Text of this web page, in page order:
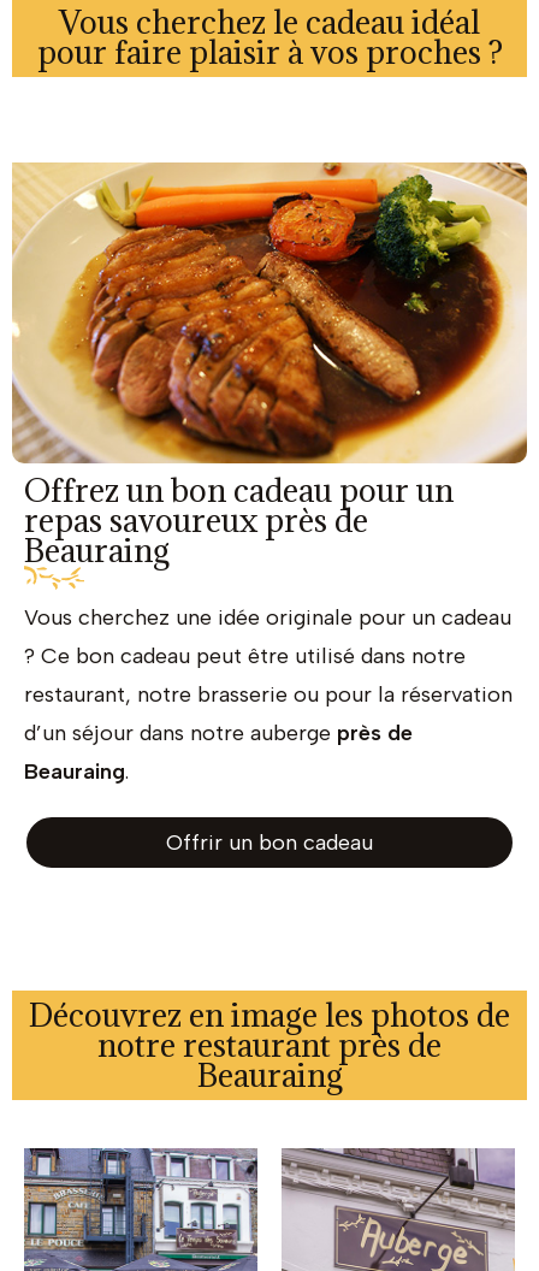
Vous cherchez le cadeau idéal
pour faire plaisir à vos proches ?
Offrez un bon cadeau pour un
repas savoureux près de
Beauraing
Vous cherchez une idée originale pour un cadeau
? Ce bon cadeau peut être utilisé dans notre
restaurant, notre brasserie ou pour la réservation
d’un séjour dans notre auberge près de
Beauraing.
Offrir un bon cadeau
Découvrez en image les photos de
notre restaurant près de
Beauraing